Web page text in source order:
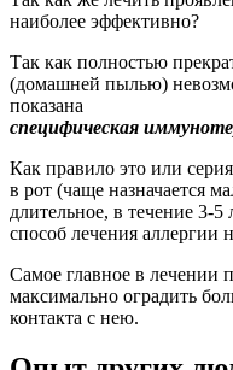
наиболее эффективно?
Так как полностью
(домашней пылью)
показана
специфическая
Как правило это или
в рот (чаще назначается
длительное, в течение 3-
способ лечения
Самое главное в лечении
максимально оградить
контакта с нею.